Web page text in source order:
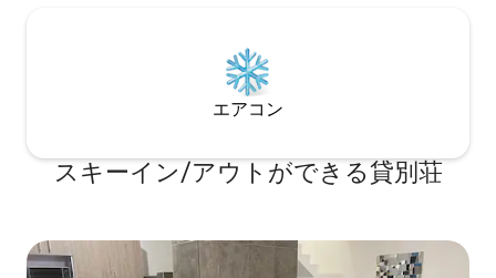
エアコン
スキーイン/アウトができる貸別荘